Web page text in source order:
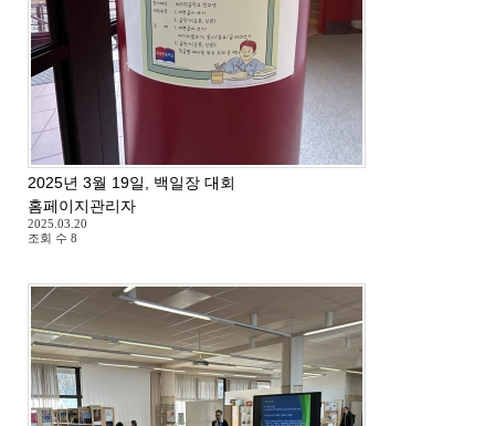
2025년 3월 19일, 백일장 대회
홈페이지관리자
2025.03.20
조회 수 8